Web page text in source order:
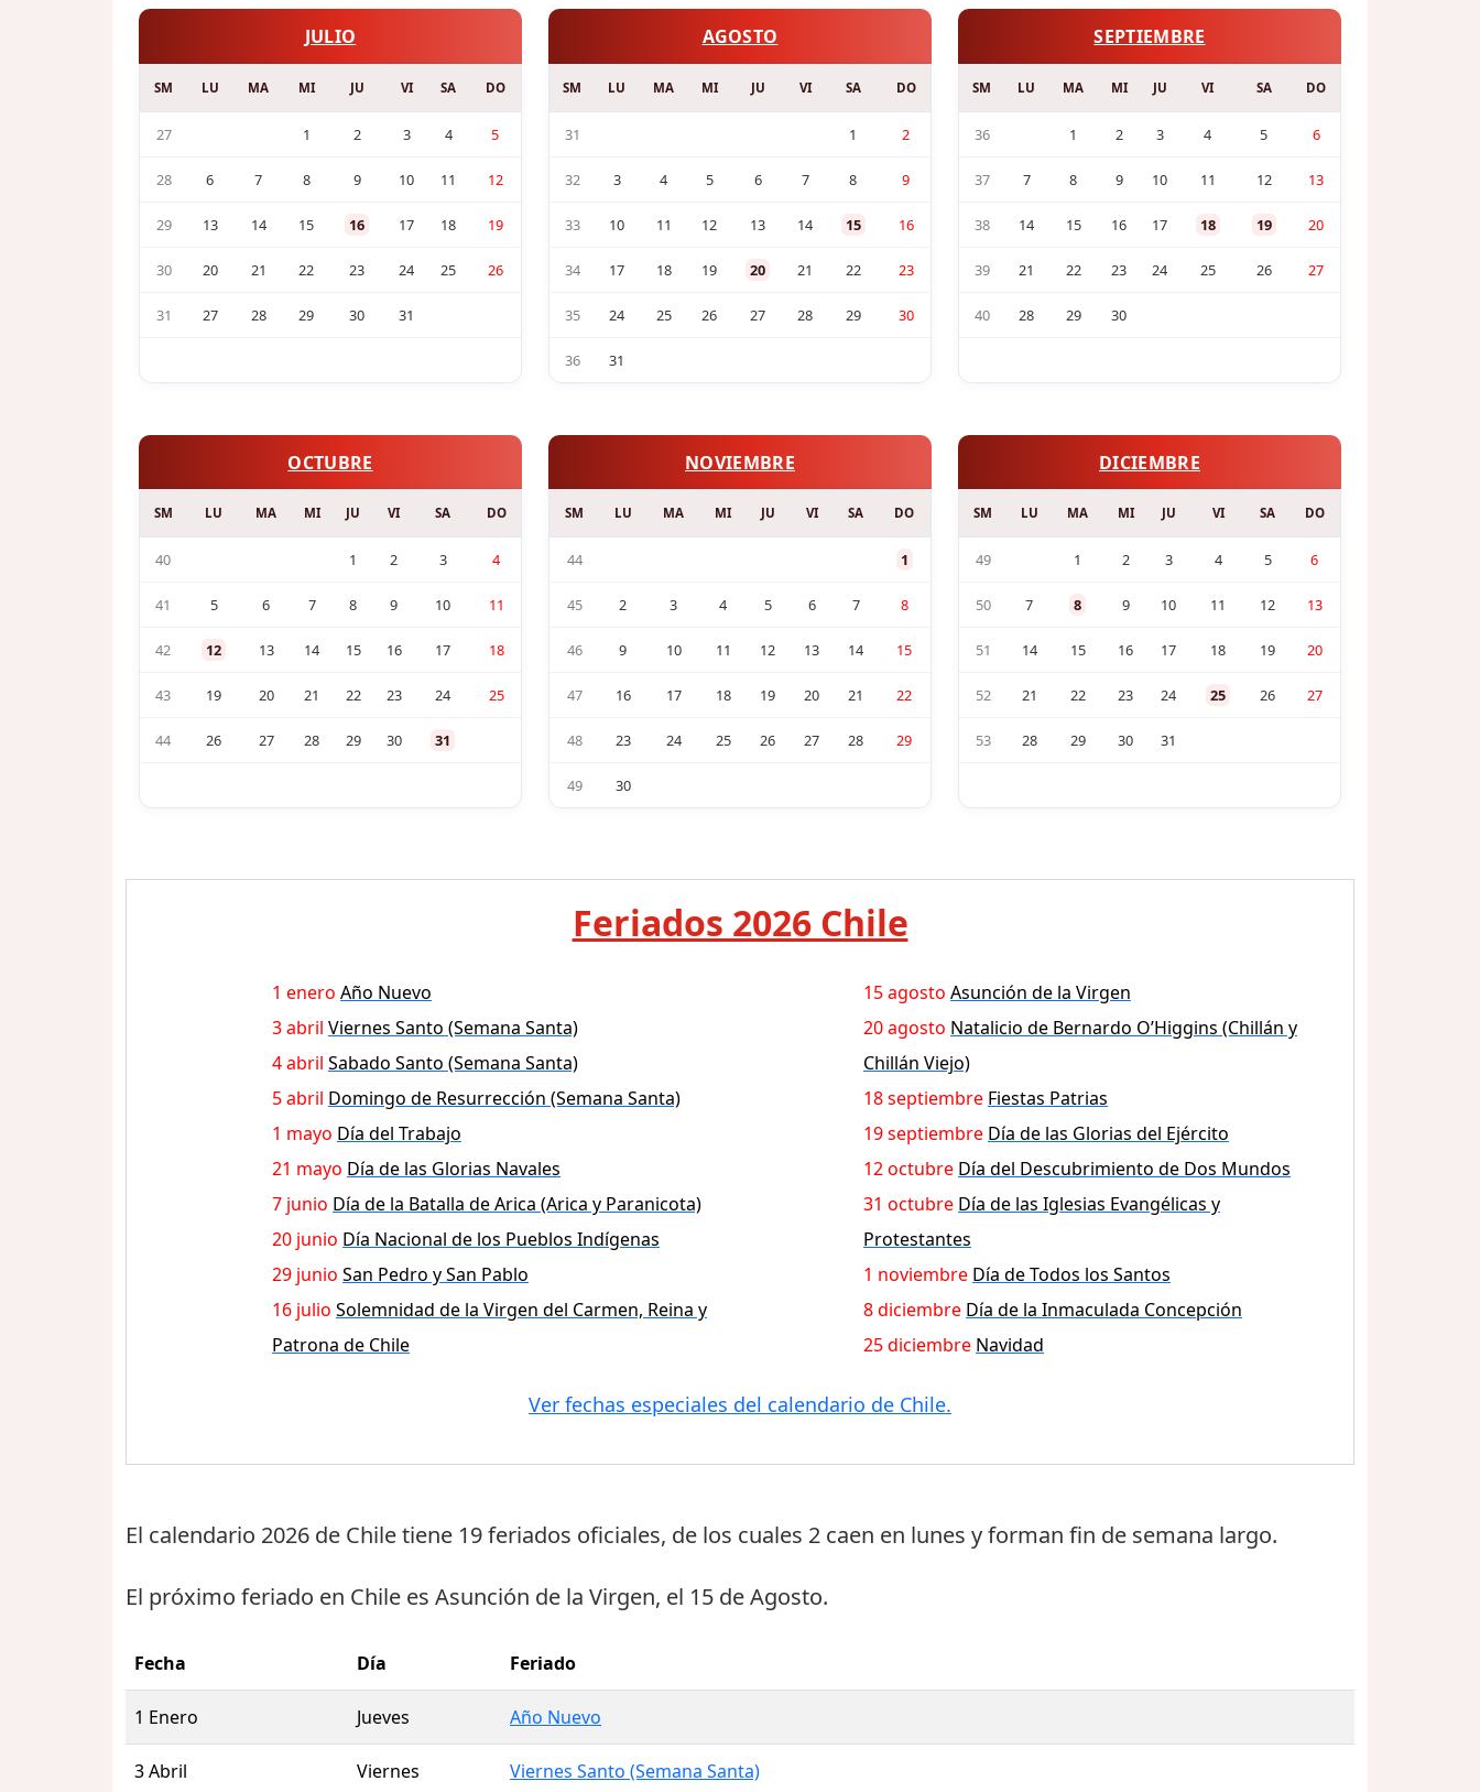
JULIO
SM LU MA MI JU VI SA DO
27 1 2 3 4 5
28 6 7 8 9 10 11 12
29 13 14 15 16 17 18 19
30 20 21 22 23 24 25 26
31 27 28 29 30 31
AGOSTO
SM LU MA MI JU VI SA DO
31 1 2
32 3 4 5 6 7 8 9
33 10 11 12 13 14 15 16
34 17 18 19 20 21 22 23
35 24 25 26 27 28 29 30
36 31
SEPTIEMBRE
SM LU MA MI JU VI SA DO
36 1 2 3 4 5 6
37 7 8 9 10 11 12 13
38 14 15 16 17 18 19 20
39 21 22 23 24 25 26 27
40 28 29 30
OCTUBRE
SM LU MA MI JU VI SA DO
40 1 2 3 4
41 5 6 7 8 9 10 11
42 12 13 14 15 16 17 18
43 19 20 21 22 23 24 25
44 26 27 28 29 30 31
NOVIEMBRE
SM LU MA MI JU VI SA DO
44 1
45 2 3 4 5 6 7 8
46 9 10 11 12 13 14 15
47 16 17 18 19 20 21 22
48 23 24 25 26 27 28 29
49 30
DICIEMBRE
SM LU MA MI JU VI SA DO
49 1 2 3 4 5 6
50 7 8 9 10 11 12 13
51 14 15 16 17 18 19 20
52 21 22 23 24 25 26 27
53 28 29 30 31
Feriados 2026 Chile
1 enero Año Nuevo
3 abril Viernes Santo (Semana Santa)
4 abril Sabado Santo (Semana Santa)
5 abril Domingo de Resurrección (Semana Santa)
1 mayo Día del Trabajo
21 mayo Día de las Glorias Navales
7 junio Día de la Batalla de Arica (Arica y Paranicota)
20 junio Día Nacional de los Pueblos Indígenas
29 junio San Pedro y San Pablo
16 julio Solemnidad de la Virgen del Carmen, Reina y
Patrona de Chile
15 agosto Asunción de la Virgen
20 agosto Natalicio de Bernardo O’Higgins (Chillán y
Chillán Viejo)
18 septiembre Fiestas Patrias
19 septiembre Día de las Glorias del Ejército
12 octubre Día del Descubrimiento de Dos Mundos
31 octubre Día de las Iglesias Evangélicas y
Protestantes
1 noviembre Día de Todos los Santos
8 diciembre Día de la Inmaculada Concepción
25 diciembre Navidad
Ver fechas especiales del calendario de Chile.
El calendario 2026 de Chile tiene 19 feriados oficiales, de los cuales 2 caen en lunes y forman fin de semana largo.
El próximo feriado en Chile es Asunción de la Virgen, el 15 de Agosto.
Fecha Día Feriado
1 Enero Jueves Año Nuevo
3 Abril Viernes Viernes Santo (Semana Santa)